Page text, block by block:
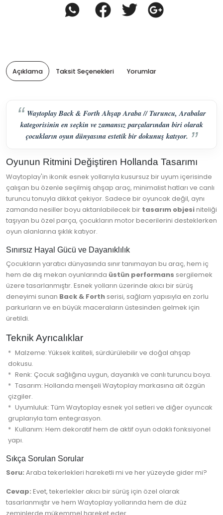
Açıklama Taksit Seçenekleri Yorumlar
Waytoplay Back & Forth Ahşap Araba // Turuncu, Arabalar
kategorisinin en seçkin ve zamansız parçalarından biri olarak
çocukların oyun dünyasına estetik bir dokunuş katıyor.
Oyunun Ritmini Değiştiren Hollanda Tasarımı
Waytoplay'in ikonik esnek yollarıyla kusursuz bir uyum içerisinde
çalışan bu özenle seçilmiş ahşap araç, minimalist hatları ve canlı
turuncu tonuyla dikkat çekiyor. Sadece bir oyuncak değil, aynı
zamanda nesiller boyu aktarılabilecek bir tasarım objesiniteliği
taşıyan bu özel parça, çocukların motor becerilerini desteklerken
oyun alanlarına şıklık katıyor.
Sınırsız Hayal Gücü ve Dayanıklılık
Çocukların yaratıcı dünyasında sınır tanımayan bu araç, hem iç
hem de dış mekan oyunlarında üstün performans sergilemek
üzere tasarlanmıştır. Esnek yolların üzerinde akıcı bir sürüş
deneyimi sunan Back & Forth serisi, sağlam yapısıyla en zorlu
parkurların ve en büyük maceraların üstesinden gelmek için
üretildi.
Teknik Ayrıcalıklar
Malzeme: Yüksek kaliteli, sürdürülebilir ve doğal ahşap
dokusu.
Renk: Çocuk sağlığına uygun, dayanıklı ve canlı turuncu boya.
Tasarım: Hollanda menşeli Waytoplay markasına ait özgün
çizgiler.
Uyumluluk: Tüm Waytoplay esnek yol setleri ve diğer oyuncak
gruplarıyla tam entegrasyon.
Kullanım: Hem dekoratif hem de aktif oyun odaklı fonksiyonel
yapı.
Sıkça Sorulan Sorular
Soru: Araba tekerlekleri hareketli mi ve her yüzeyde gider mi?
Cevap: Evet, tekerlekler akıcı bir sürüş için özel olarak
tasarlanmıştır ve hem Waytoplay yollarında hem de düz